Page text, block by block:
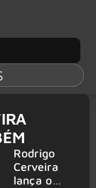
Rodrigo
Cerveira
lança o